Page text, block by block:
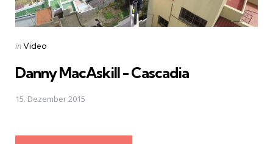
Posted
inVideo
Danny MacAskill - Cascadia
15. Dezember 2015